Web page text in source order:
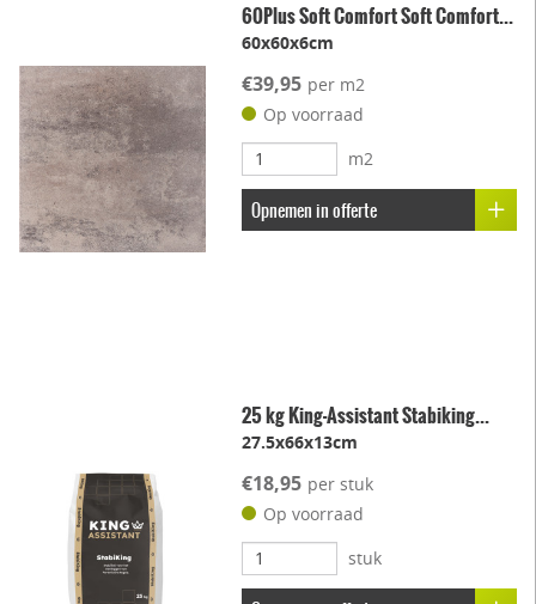
60Plus Soft Comfort Soft Comfort...
60x60x6cm
€39,95 per m2
Op voorraad
m2
Opnemen in offerte
25 kg King-Assistant Stabiking...
27.5x66x13cm
€18,95 per stuk
Op voorraad
stuk